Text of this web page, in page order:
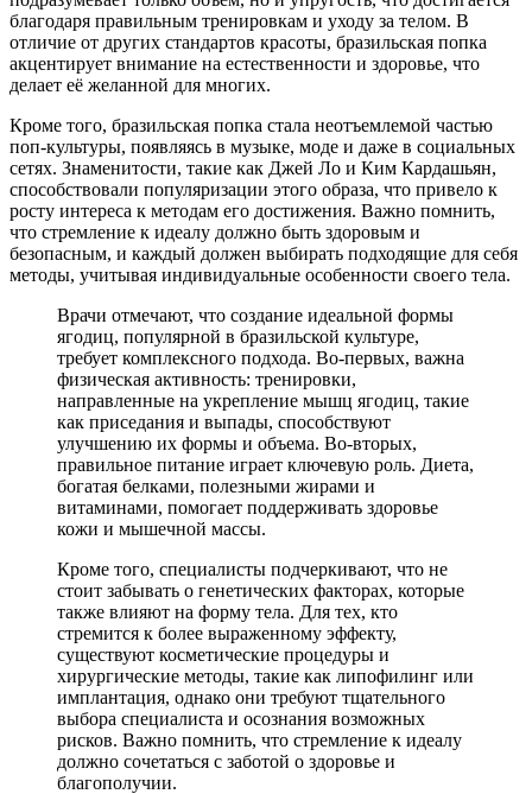
благодаря правильным тренировкам и уходу за телом. В
отличие от других стандартов красоты, бразильская попка
акцентирует внимание на естественности и здоровье, что
делает её желанной для многих.
Кроме того, бразильская попка стала неотъемлемой частью
поп-культуры, появляясь в музыке, моде и даже в социальных
сетях. Знаменитости, такие как Джей Ло и Ким Кардашьян,
способствовали популяризации этого образа, что привело к
росту интереса к методам его достижения. Важно помнить,
что стремление к идеалу должно быть здоровым и
безопасным, и каждый должен выбирать подходящие для себя
методы, учитывая индивидуальные особенности своего тела.
Врачи отмечают, что создание идеальной формы
ягодиц, популярной в бразильской культуре,
требует комплексного подхода. Во-первых, важна
физическая активность: тренировки,
направленные на укрепление мышц ягодиц, такие
как приседания и выпады, способствуют
улучшению их формы и объема. Во-вторых,
правильное питание играет ключевую роль. Диета,
богатая белками, полезными жирами и
витаминами, помогает поддерживать здоровье
кожи и мышечной массы.
Кроме того, специалисты подчеркивают, что не
стоит забывать о генетических факторах, которые
также влияют на форму тела. Для тех, кто
стремится к более выраженному эффекту,
существуют косметические процедуры и
хирургические методы, такие как липофилинг или
имплантация, однако они требуют тщательного
выбора специалиста и осознания возможных
рисков. Важно помнить, что стремление к идеалу
должно сочетаться с заботой о здоровье и
благополучии.